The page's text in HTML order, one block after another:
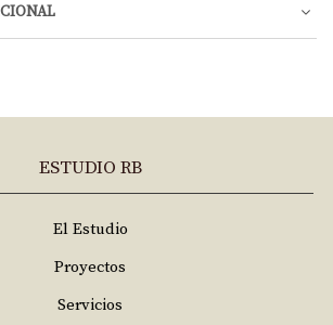
ESTUDIO RB
El Estudio
Proyectos
Servicios